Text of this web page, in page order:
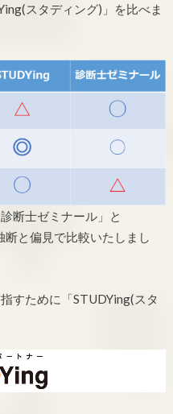
スタディング)」を比べま
断士ゼミナール」と
断と偏見で比較いたしまし
すために「STUDYing(スタ